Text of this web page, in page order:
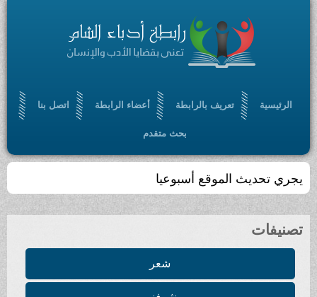
الرئيسية تعريف بالرابطة أعضاء الرابطة اتصل بنا
بحث متقدم
يجري تحديث الموقع أسبوعيا
تصنيفات
شعر